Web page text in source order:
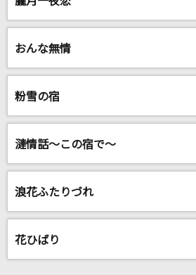
Ver.)
本間芽衣子(茅野愛衣)、安城鳴子(戸松遥)、鶴
Happiness
シェネル
青春アミーゴ
BEYOND THE TIME
TM NETWORK(TMN)
おんな無情
粉雪の宿
漣情話～この宿で～
浪花ふたりづれ
花ひばり